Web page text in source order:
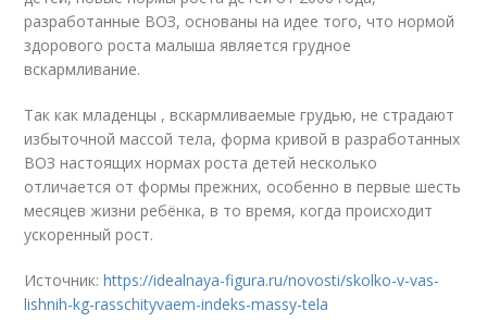
разработанные ВОЗ, основаны на идее того, что нормой
здорового роста малыша является грудное
вскармливание.
Так как младенцы , вскармливаемые грудью, не страдают
избыточной массой тела, форма кривой в разработанных
ВОЗ настоящих нормах роста детей несколько
отличается от формы прежних, особенно в первые шесть
месяцев жизни ребёнка, в то время, когда происходит
ускоренный рост.
Источник:https://idealnaya-figura.ru/novosti/skolko-v-vas-
lishnih-kg-rasschityvaem-indeks-massy-tela